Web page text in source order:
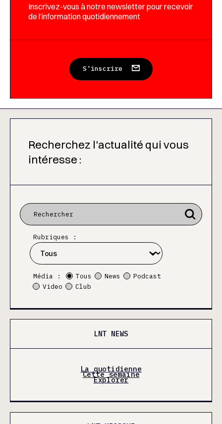
Inscrivez-vous à notre newsletter pour recevoir
de l’information quotidiennement
S'inscrire
Recherchez l'actualité qui vous
intéresse :
Rubriques :
Média : Tous News
Podcast
Video
Club
LNT NEWS
La quotidienne
Cette semaine
Explorer